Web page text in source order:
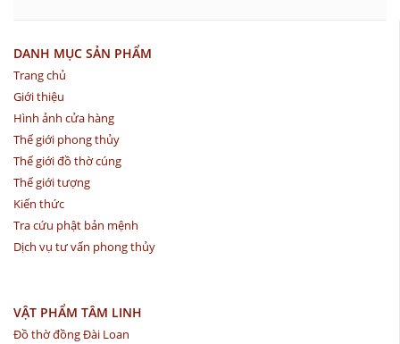
DANH MỤC SẢN PHẨM
Trang chủ
Giới thiệu
Hình ảnh cửa hàng
Thế giới phong thủy
Thế giới đồ thờ cúng
Thế giới tượng
Kiến thức
Tra cứu phật bản mệnh
Dịch vụ tư vấn phong thủy
VẬT PHẨM TÂM LINH
Đồ thờ đồng Đài Loan